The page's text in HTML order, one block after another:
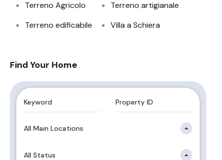
Terreno Agricolo
Terreno artigianale
Terreno edificabile
Villa a Schiera
Find Your Home
All Main Locations
All Status